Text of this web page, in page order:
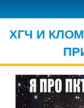
ХГЧ И